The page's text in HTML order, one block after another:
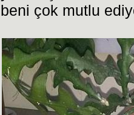
beni çok mutlu